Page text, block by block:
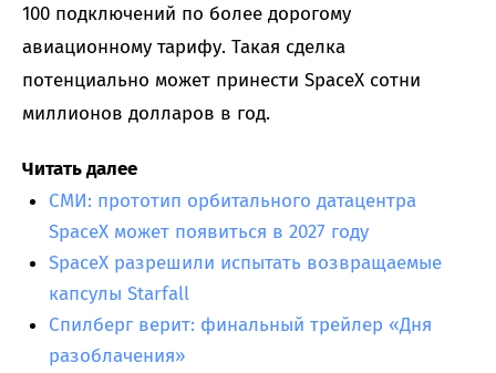
100 подключений по более дорогому
авиационному тарифу. Такая сделка
потенциально может принести SpaceX сотни
миллионов долларов в год.
Читать далее
СМИ: прототип орбитального датацентра
SpaceX может появиться в 2027 году
SpaceX разрешили испытать возвращаемые
капсулы Starfall
Спилберг верит: финальный трейлер «Дня
разоблачения»